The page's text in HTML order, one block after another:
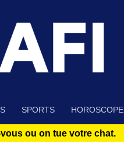
SPORTS HOROSCOPE
ou on tue votre chat.